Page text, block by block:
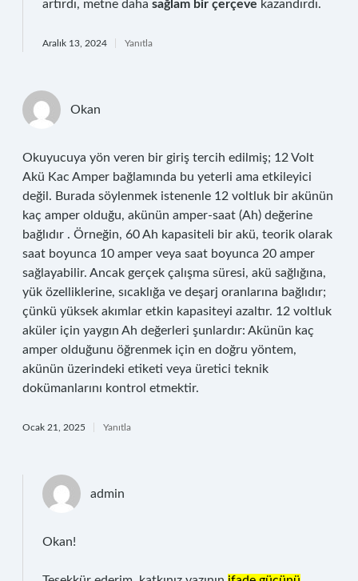
artırdı, metne daha sağlam bir çerçeve kazandırdı.
Aralık 13, 2024 Yanıtla
Okan
Okuyucuya yön veren bir giriş tercih edilmiş; 12 Volt
Akü Kac Amper bağlamında bu yeterli ama etkileyici
değil. Burada söylenmek istenenle 12 voltluk bir akünün
kaç amper olduğu, akünün amper-saat (Ah) değerine
bağlıdır . Örneğin, 60 Ah kapasiteli bir akü, teorik olarak
saat boyunca 10 amper veya saat boyunca 20 amper
sağlayabilir. Ancak gerçek çalışma süresi, akü sağlığına,
yük özelliklerine, sıcaklığa ve deşarj oranlarına bağlıdır;
çünkü yüksek akımlar etkin kapasiteyi azaltır. 12 voltluk
aküler için yaygın Ah değerleri şunlardır: Akünün kaç
amper olduğunu öğrenmek için en doğru yöntem,
akünün üzerindeki etiketi veya üretici teknik
dokümanlarını kontrol etmektir.
Ocak 21, 2025 Yanıtla
admin
Okan!